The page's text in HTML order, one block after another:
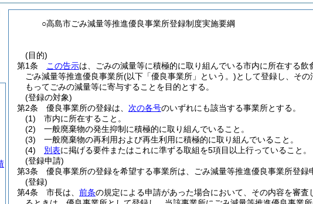
○高島市ごみ減量等推進優良事業所登録制度実施要綱
(目的)
第1条
この告示は、ごみの減量等に積極的に取り組んでいる市内に所在する
ごみ減量等推進優良事業所(以下「優良事業所」という。)として登録し、そ
もってごみの減量等に寄与することを目的とする。
(登録の対象)
第2条
優良事業所の登録は、 次の各号のいずれにも該当する事業所とする。
(1)
市内に所在すること。
(2)
一般廃棄物の発生抑制に積極的に取り組んでいること。
(3)
一般廃棄物の再利用および再生利用に積極的に取り組んでいること。
(4)
別表に掲げる要件またはこれに準ずる取組を5項目以上行っていること。
(登録申請)
第3条
優良事業所の登録を希望する事業所は、ごみ減量等推進優良事業所登録
(登録)
第4条
市長は、 前条の規定による申請があった場合において、その内容を審査